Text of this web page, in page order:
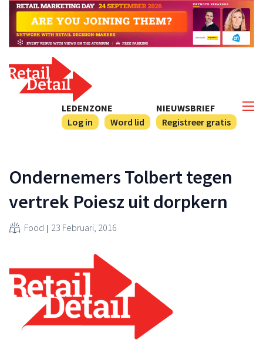
NIEUWSBRIEF
Registreer gratis
LEDENZONE
Log in
Word lid
Ondernemers Tolbert tegen
vertrek Poiesz uit dorpkern
Food 23 Februari, 2016